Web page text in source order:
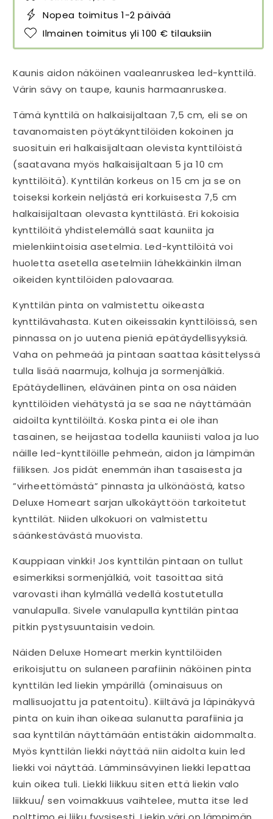
Nopea toimitus 1-2 päivää
Ilmainen toimitus yli 100 € tilauksiin
Kaunis aidon näköinen vaaleanruskea led-kynttilä.
Värin sävy on taupe, kaunis harmaanruskea.
Tämä kynttilä on halkaisijaltaan 7,5 cm, eli se on
tavanomaisten pöytäkynttilöiden kokoinen ja
suosituin eri halkaisijaltaan olevista kynttilöistä
(saatavana myös halkaisijaltaan 5 ja 10 cm
kynttilöitä). Kynttilän korkeus on 15 cm ja se on
toiseksi korkein neljästä eri korkuisesta 7,5 cm
halkaisijaltaan olevasta kynttilästä. Eri kokoisia
kynttilöitä yhdistelemällä saat kauniita ja
mielenkiintoisia asetelmia. Led-kynttilöitä voi
huoletta asetella asetelmiin lähekkäinkin ilman
oikeiden kynttilöiden palovaaraa.
Kynttilän pinta on valmistettu oikeasta
kynttilävahasta. Kuten oikeissakin kynttilöissä, sen
pinnassa on jo uutena pieniä epätäydellisyyksiä.
Vaha on pehmeää ja pintaan saattaa käsittelyssä
tulla lisää naarmuja, kolhuja ja sormenjälkiä.
Epätäydellinen, eläväinen pinta on osa näiden
kynttilöiden viehätystä ja se saa ne näyttämään
aidoilta kynttilöiltä. Koska pinta ei ole ihan
tasainen, se heijastaa todella kauniisti valoa ja luo
näille led-kynttilöille pehmeän, aidon ja lämpimän
fiiliksen. Jos pidät enemmän ihan tasaisesta ja
”virheettömästä” pinnasta ja ulkönäöstä, katso
Deluxe Homeart sarjan ulkokäyttöön tarkoitetut
kynttilät. Niiden ulkokuori on valmistettu
säänkestävästä muovista.
Kauppiaan vinkki! Jos kynttilän pintaan on tullut
esimerkiksi sormenjälkiä, voit tasoittaa sitä
varovasti ihan kylmällä vedellä kostutetulla
vanulapulla. Sivele vanulapulla kynttilän pintaa
pitkin pystysuuntaisin vedoin.
Näiden Deluxe Homeart merkin kynttilöiden
erikoisjuttu on sulaneen parafiinin näköinen pinta
kynttilän led liekin ympärillä (ominaisuus on
mallisuojattu ja patentoitu). Kiiltävä ja läpinäkyvä
pinta on kuin ihan oikeaa sulanutta parafiinia ja
saa kynttilän näyttämään entistäkin aidommalta.
Myös kynttilän liekki näyttää niin aidolta kuin led
liekki voi näyttää. Lämminsävyinen liekki lepattaa
kuin oikea tuli. Liekki liikkuu siten että liekin valo
liikkuu/ sen voimakkuus vaihtelee, mutta itse led